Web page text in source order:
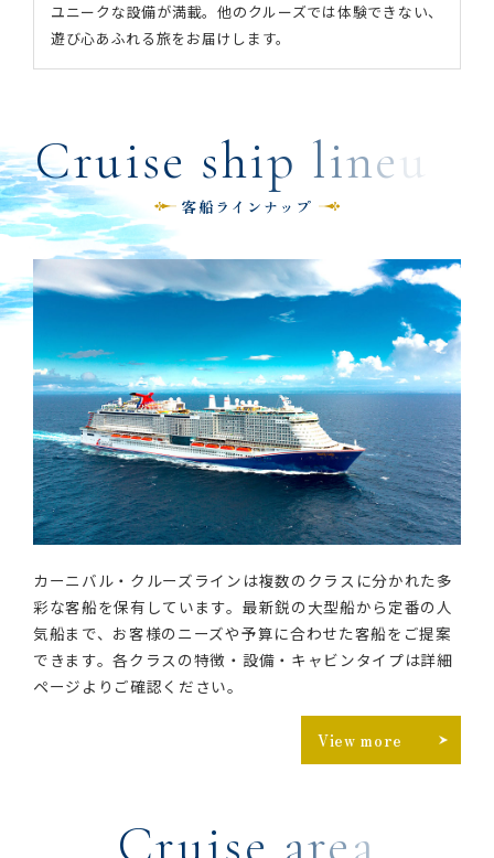
ユニークな設備が満載。他のクルーズでは体験できない、
遊び心あふれる旅をお届けします。
Cruise ship lineu
客船ラインナップ
カーニバル・クルーズラインは複数のクラスに分かれた多
彩な客船を保有しています。最新鋭の大型船から定番の人
気船まで、お客様のニーズや予算に合わせた客船をご提案
できます。各クラスの特徴・設備・キャビンタイプは詳細
ページよりご確認ください。
View more